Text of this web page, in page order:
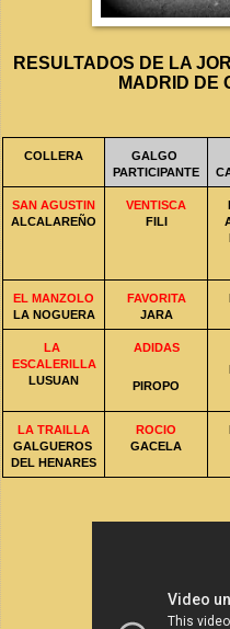
RESULTADOS DE LA
MADRID DE
COLLERA
GALGO
PARTICIPANTE
SAN AGUSTIN
ALCALAREÑO
VENTISCA
FILI
EL MANZOLO
LA NOGUERA
FAVORITA
JARA
LA
ESCALERILLA
LUSUAN
ADIDAS
PIROPO
LA TRAILLA
GALGUEROS
DEL HENARES
ROCIO
GACELA